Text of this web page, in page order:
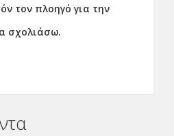
τον πλοηγό για την
σχολιάσω.